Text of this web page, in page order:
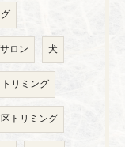
ロン 犬
トリミング
トリミング